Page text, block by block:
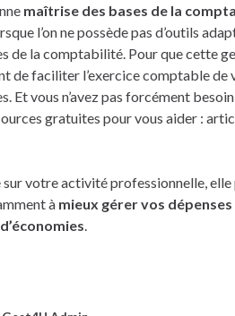
maîtrise des bases de la
l’on ne possède pas d’outils
de la comptabilité. Pour que cette
de faciliter l’exercice comptable de
Et vous n’avez pas forcément
gratuites pour vous aider :
votre activité professionnelle, elle
à mieux gérer vos